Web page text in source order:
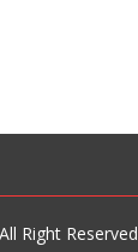
Right Reserved